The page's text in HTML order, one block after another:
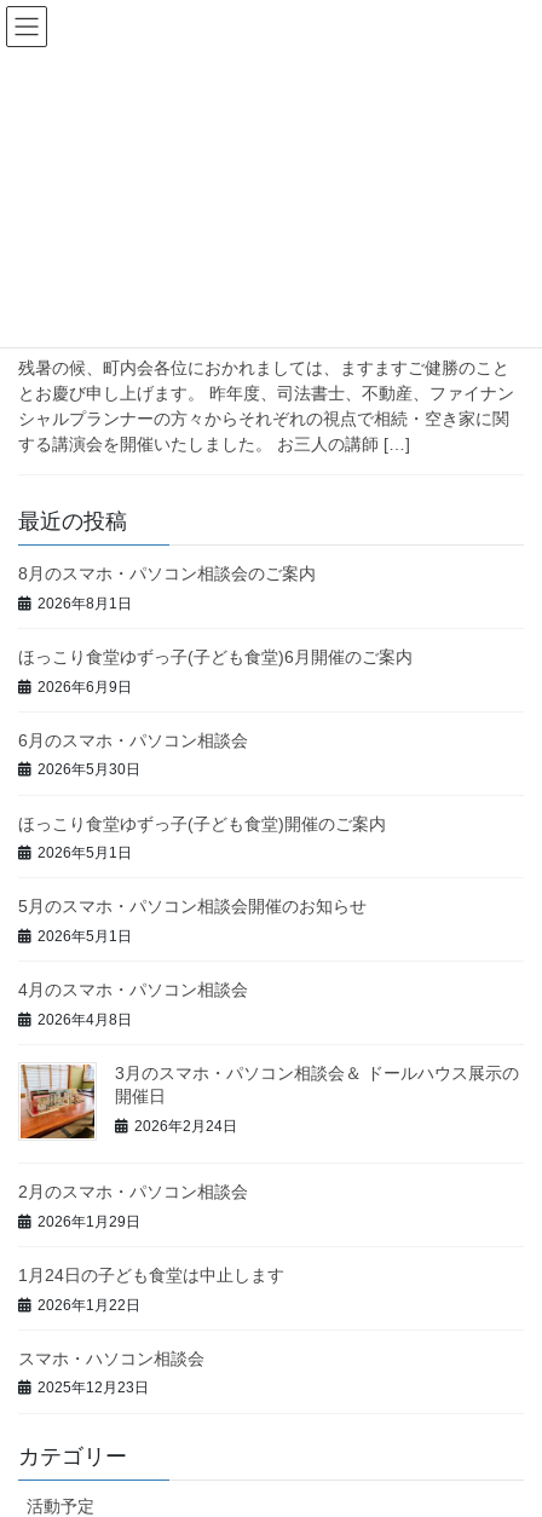
コ
ン
ナ
ビ
残暑の候、町内会各位におかれましては、ますますご健勝のこと
とお慶び申し上げます。 昨年度、司法書士、不動産、ファイナン
シャルプランナーの方々からそれぞれの視点で相続・空き家に関
する講演会を開催いたしました。 お三人の講師 […]
最近の投稿
8月のスマホ・パソコン相談会のご案内
2026年8月1日
ほっこり食堂ゆずっ子(子ども食堂)6月開催のご案内
2026年6月9日
6月のスマホ・パソコン相談会
2026年5月30日
ほっこり食堂ゆずっ子(子ども食堂)開催のご案内
2026年5月1日
5月のスマホ・パソコン相談会開催のお知らせ
2026年5月1日
4月のスマホ・パソコン相談会
2026年4月8日
3月のスマホ・パソコン相談会＆ ドールハウス展示の
開催日
2026年2月24日
2月のスマホ・パソコン相談会
2026年1月29日
1月24日の子ども食堂は中止します
2026年1月22日
スマホ・ハソコン相談会
2025年12月23日
カテゴリー
活動予定